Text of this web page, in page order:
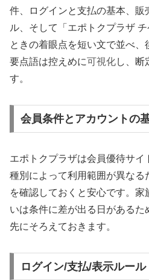
件、ログインと支払の基本、販
ル、そして「エポトクプラザ
ときの着眼点を短い文で並べ、
要点語は控えめに可視化し、断
す。
会員条件とアカウントの
エポトクプラザは会員優待サ
種別によって利用範囲が異な
を確認しておくと安心です。家
いは条件に差が出る日がある
先にそろえておきます。
ログイン/支払/表示ルール